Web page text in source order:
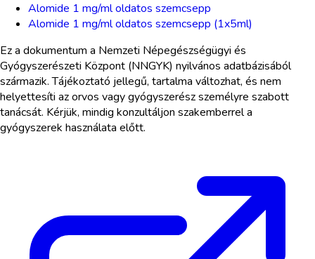
Alomide 1 mg/ml oldatos szemcsepp
Alomide 1 mg/ml oldatos szemcsepp (1x5ml)
Ez a dokumentum a Nemzeti Népegészségügyi és
Gyógyszerészeti Központ (NNGYK) nyilvános adatbázisából
származik. Tájékoztató jellegű, tartalma változhat, és nem
helyettesíti az orvos vagy gyógyszerész személyre szabott
tanácsát. Kérjük, mindig konzultáljon szakemberrel a
gyógyszerek használata előtt.